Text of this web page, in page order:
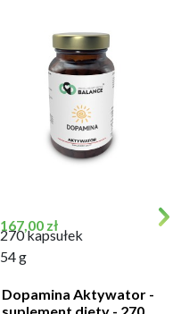
Cena
167,00 zł
270 kapsułek
54 g
Dopamina Aktywator -